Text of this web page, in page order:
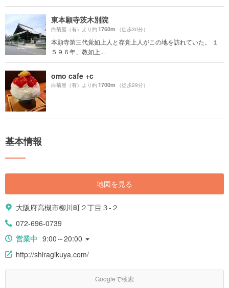
東本願寺茨木別院
白菊屋（有）より約1760m （徒歩30分）
本願寺第三代覚如上人と存覚上人がこの地を訪れていた。 １
５９６年、教如上...
omo cafe +c
白菊屋（有）より約1700m （徒歩29分）
基本情報
地図を見る
大阪府高槻市柳川町２丁目３-２
072-696-0739
営業中 9:00～20:00
http://shiragikuya.com/
Googleで検索